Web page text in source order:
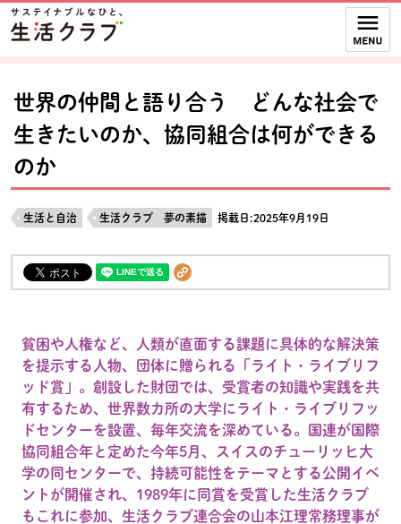
ページの先頭です。
本文へジャンプする。
ここからサイト内共通メニューです。
サイト内共通メニューをスキップする
サイト内共通メニューここまで。
世界の仲間と語り合う どんな社会で
生きたいのか、協同組合は何ができる
のか
生活と自治 生活クラブ 夢の素描 掲載日:2025年9月19日
貧困や人権など、人類が直面する課題に具体的な解決策
を提示する人物、団体に贈られる「ライト・ライブリフ
ッド賞」。創設した財団では、受賞者の知識や実践を共
有するため、世界数カ所の大学にライト・ライブリフッ
ドセンターを設置、毎年交流を深めている。国連が国際
協同組合年と定めた今年5月、スイスのチューリッヒ大
学の同センターで、持続可能性をテーマとする公開イベ
ントが開催され、1989年に同賞を受賞した生活クラブ
もこれに参加、生活クラブ連合会の山本江理常務理事が